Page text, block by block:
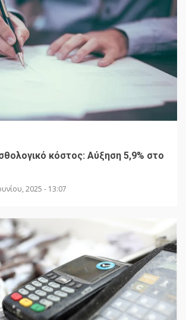
κόστος: Αύξηση 5,9% στο
2025 - 13:07